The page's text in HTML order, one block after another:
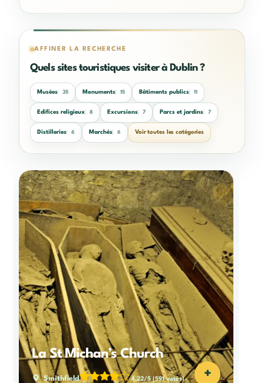
AFFINER LA RECHERCHE
Quels sites touristiques visiter à Dublin ?
Musées 35 Monuments 15 Bâtiments publics 11
Edifices religieux 8 Excursions 7 Parcs et jardins 7
Distilleries 6 Marchés 6 Voir toutes les catégories
La St Michan’s Church
Smithfield 4,22/5 (591 votes) +